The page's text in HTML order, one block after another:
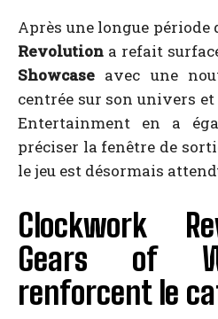
Après une longue période
Revolution a refait
Showcase avec une
centrée sur son univers
Entertainment en a
préciser la fenêtre de
le jeu est désormais
Clockwork
Gears of
renforcent le